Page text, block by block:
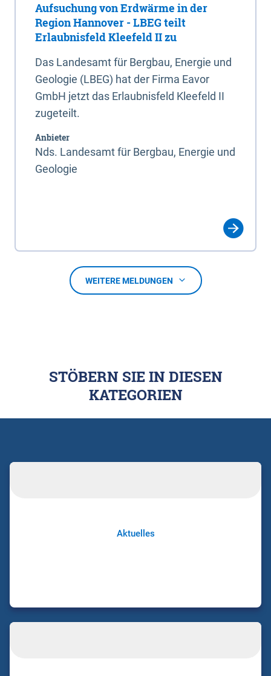
Aufsuchung von Erdwärme in der
Region Hannover - LBEG teilt
Erlaubnisfeld Kleefeld II zu
Das Landesamt für Bergbau, Energie und
Geologie (LBEG) hat der Firma Eavor
GmbH jetzt das Erlaubnisfeld Kleefeld II
zugeteilt.
Anbieter
Nds. Landesamt für Bergbau, Energie und
Geologie
WEITERE MELDUNGEN
STÖBERN SIE IN DIESEN
KATEGORIEN
Aktuelles